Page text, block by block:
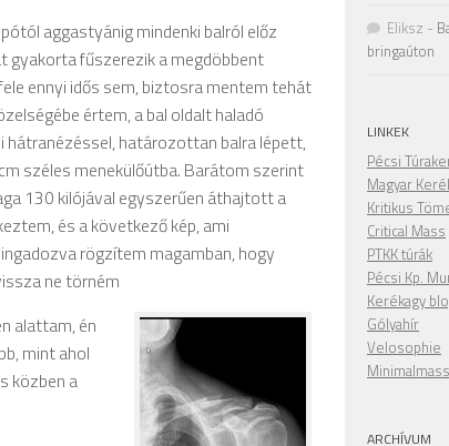
aggastyánig mindenki balról előz
gyakorta fűszerezik a megdöbbent
ennyi idős sem, biztosra mentem tehát
értem, a bal oldalt haladó
határozottan balra lépett,
széles menekülőútba. Barátom szerint
130 kilójával egyszerűen áthajtott a
és a következő kép, ami
rögzítem magamban, hogy
ne törném
alattam, én
mint ahol
közben a
Eliksz -
bringaúton
LINKEK
Pécsi
Magyar
Kritikus
Critical Mass
PTKK túrák
Pécsi Kp.
Kerékagy
Gólyahír
Velosophie
ARCHÍVUM